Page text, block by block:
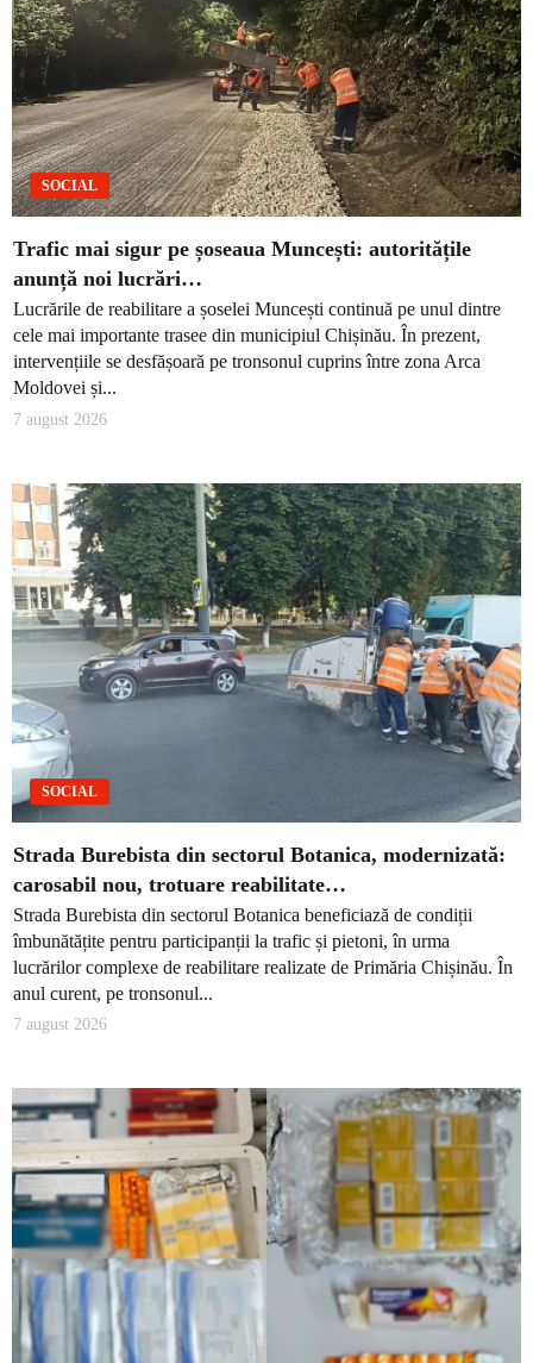
SOCIAL
Trafic mai sigur pe șoseaua Muncești: autoritățile
anunță noi lucrări…
Lucrările de reabilitare a șoselei Muncești continuă pe unul dintre
cele mai importante trasee din municipiul Chișinău. În prezent,
intervențiile se desfășoară pe tronsonul cuprins între zona Arca
Moldovei și...
7 august 2026
SOCIAL
Strada Burebista din sectorul Botanica, modernizată:
carosabil nou, trotuare reabilitate…
Strada Burebista din sectorul Botanica beneficiază de condiții
îmbunătățite pentru participanții la trafic și pietoni, în urma
lucrărilor complexe de reabilitare realizate de Primăria Chișinău. În
anul curent, pe tronsonul...
7 august 2026